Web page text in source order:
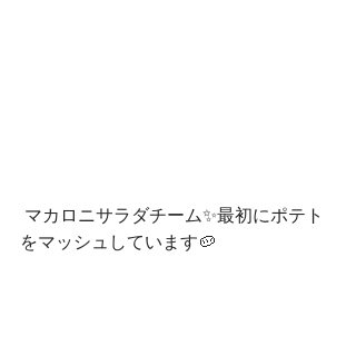
をマッシュしています🥔